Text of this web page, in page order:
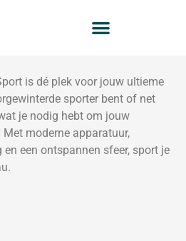
is dé plek voor jouw ultieme
sporter bent of net
je nodig hebt om jouw
moderne apparatuur,
een ontspannen sfeer, sport je